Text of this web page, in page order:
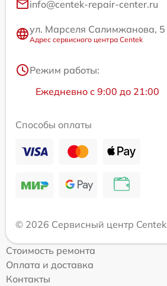
info@centek-repair-center.ru
ул. Марселя Салимжанова, 5
Адрес сервисного центра Centek
Режим работы:
Ежедневно с 9:00 до 21:00
Способы оплаты
© 2026 Сервисный центр Centek
Стоимость ремонта
Оплата и доставка
Контакты